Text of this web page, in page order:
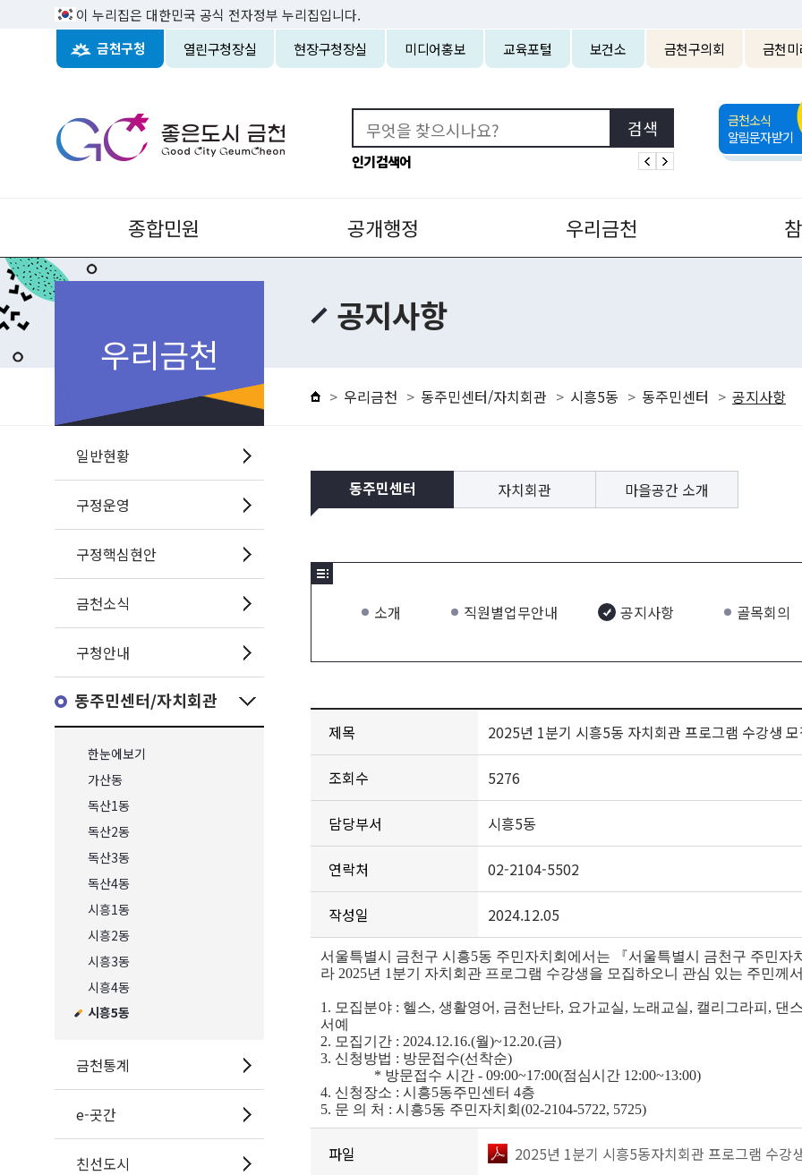
이 누리집은 대한민국 공식 전자정부 누리집입니다.
금천구청 열린구청장실 현장구청장실 미디어홍보 교육포털 보건소 금천구의회 금천
인기검색어
금천소식
알림문자받기
종합민원 공개행정 우리금천
우리금천
일반현황
구정운영
구정핵심현안
금천소식
구청안내
동주민센터/자치회관
한눈에보기
가산동
독산1동
독산2동
독산3동
독산4동
시흥1동
시흥2동
시흥3동
시흥4동
시흥5동
금천통계
e-곳간
친선도시
공지사항
우리금천 동주민센터/자치회관 시흥5동 동주민센터 공지사항
동주민센터 자치회관 마을공간 소개
소개 직원별업무안내 공지사항 골목회의
제목 2025년 1분기 시흥5동 자치회관 프로그램 수강생
조회수 5276
담당부서 시흥5동
연락처 02-2104-5502
작성일 2024.12.05
서울특별시 금천구 시흥5동 주민자치회에서는 『서울특별시 금천구 주민
라 2025년 1분기 자치회관 프로그램 수강생을 모집하오니 관심 있는 주민께
1. 모집분야 : 헬스, 생활영어, 금천난타, 요가교실, 노래교실, 캘리그라피, 댄
서예
2. 모집기간 : 2024.12.16.(월)~12.20.(금)
3. 신청방법 : 방문접수(선착순)
* 방문접수 시간 - 09:00~17:00(점심시간 12:00~13:00)
4. 신청장소 : 시흥5동주민센터 4층
5. 문 의 처 : 시흥5동 주민자치회(02-2104-5722, 5725)
파일 2025년 1분기 시흥5동자치회관 프로그램 수강